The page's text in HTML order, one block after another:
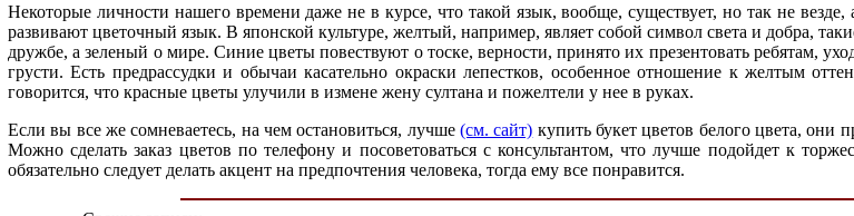
Некоторые личности нашего времени даже не в курсе, что такой язык, вообще, существует, но так не
развивают цветочный язык. В японской культуре, желтый, например, являет собой символ света и добра,
дружбе, а зеленый о мире. Синие цветы повествуют о тоске, верности, принято их презентовать ребятам,
грусти. Есть предрассудки и обычаи касательно окраски лепестков, особенное отношение к желтым
говорится, что красные цветы улучили в измене жену султана и пожелтели у нее в руках.
Если вы все же сомневаетесь, на чем остановиться, лучше (см. сайт) купить букет цветов белого цвета, они
Можно сделать заказ цветов по телефону и посоветоваться с консультантом, что лучше подойдет к
обязательно следует делать акцент на предпочтения человека, тогда ему все понравится.